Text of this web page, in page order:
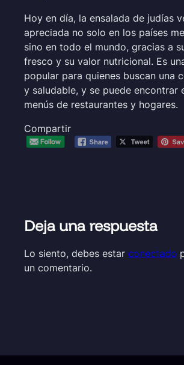
Hoy en día, la ensalada de judías
apreciada no solo en los países
sino en todo el mundo, gracias a
fresco y su valor nutricional. Es
popular para quienes buscan una
y saludable, y se puede encontrar
menús de restaurantes y hogares.
Compartir
Deja una respuesta
Lo siento, debes estar conectado
un comentario.